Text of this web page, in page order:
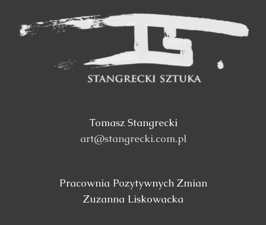
Tomasz Stangrecki
art@stangrecki.com.pl
Pracownia Pozytywnych Zmian
Zuzanna Liskowacka